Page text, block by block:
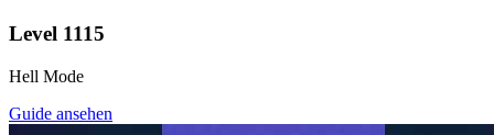
Level 1115
Hell Mode
Guide ansehen